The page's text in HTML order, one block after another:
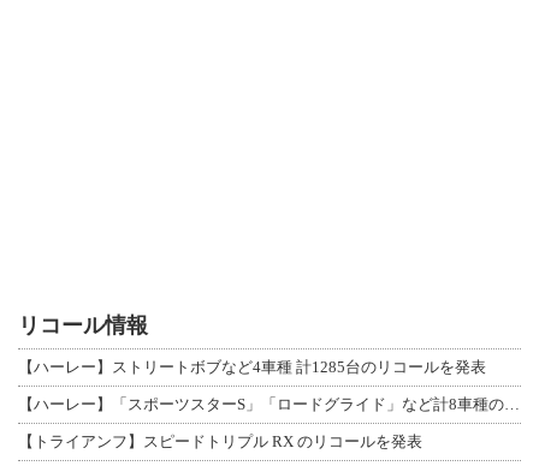
リコール情報
【ハーレー】ストリートボブなど4車種 計1285台のリコールを発表
【ハーレー】「スポーツスターS」「ロードグライド」など計8車種のリコールを発表
【トライアンフ】スピードトリプル RX のリコールを発表